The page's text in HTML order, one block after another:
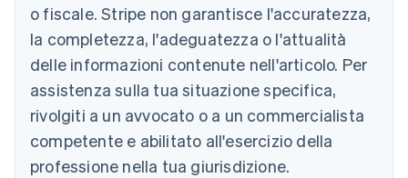
o fiscale. Stripe non garantisce l'accuratezza,
la completezza, l'adeguatezza o l'attualità
delle informazioni contenute nell'articolo. Per
assistenza sulla tua situazione specifica,
rivolgiti a un avvocato o a un commercialista
competente e abilitato all'esercizio della
professione nella tua giurisdizione.
PortuguêsEnglish
Bulgaria
English
Canada
English Français
Cina continentale
Cipro
English